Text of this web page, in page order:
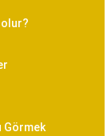
olur?
Görmek